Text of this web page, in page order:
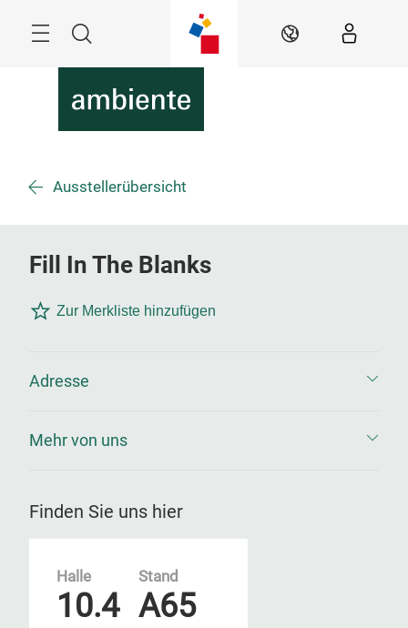
Suche DE
Ausstellerübersicht
Fill In The Blanks
Zur Merkliste hinzufügen
Adresse
Mehr von uns
Finden Sie uns hier
Halle
10.4
Stand
A65